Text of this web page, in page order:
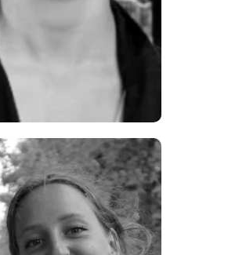
Bibliothèque Nationale de
France dans le cadre duquel
valeur ces écrivaines oubliées
par la rédaction de billets sur le
Marie
RAGGENBASS
Étudiante en littérature et en
philosophie à l’École Normale